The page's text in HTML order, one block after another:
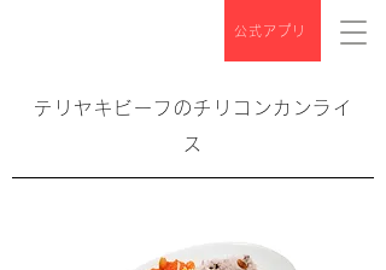
公式アプリ
テリヤキビーフのチリコンカンライ
ス